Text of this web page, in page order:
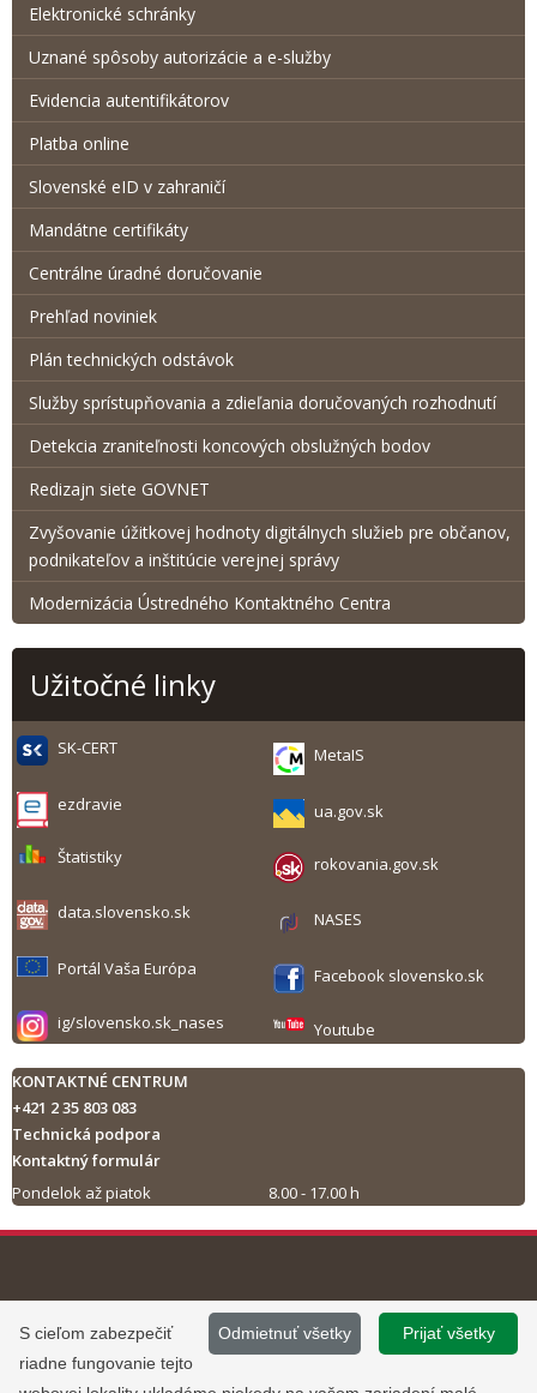
Elektronické schránky
Uznané spôsoby autorizácie a e-služby
Evidencia autentifikátorov
Platba online
Slovenské eID v zahraničí
Mandátne certifikáty
Centrálne úradné doručovanie
Prehľad noviniek
Plán technických odstávok
Služby sprístupňovania a zdieľania doručovaných rozhodnutí
Detekcia zraniteľnosti koncových obslužných bodov
Redizajn siete GOVNET
Zvyšovanie úžitkovej hodnoty digitálnych služieb pre občanov,
podnikateľov a inštitúcie verejnej správy
Modernizácia Ústredného Kontaktného Centra
Užitočné linky
SK-CERT MetaIS
ezdravie ua.gov.sk
Štatistiky rokovania.gov.sk
data.slovensko.sk NASES
Portál Vaša Európa Facebook slovensko.sk
ig/slovensko.sk_nases Youtube
KONTAKTNÉ CENTRUM
+421 2 35 803 083
Technická podpora
Kontaktný formulár
Pondelok až piatok
8.00 - 17.00 h
Tlač obsahu
©2013 - 2026, Slovensko.sk
Informácie zverejnené na portáli
majú informatívny charakter.
Prevádzku stránky
www.slovensko.sk a správu jej
obsahu zabezpečuje
Prijať všetky
Odmietnuť všetky
S cieľom zabezpečiť
riadne fungovanie tejto